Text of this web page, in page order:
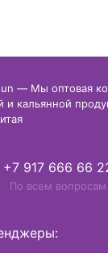
— Мы оптовая
и кальянной
+7 917 666 66
По всем вопросам